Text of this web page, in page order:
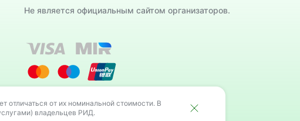
Не является официальным сайтом организаторов.
владельцев РИД.
отличаться от их номинальной стоимости. В
владельцев РИД.